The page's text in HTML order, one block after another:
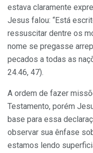
estava claramente
Jesus falou: “Está
ressuscitar dentre os
nome se pregasse
pecados a todas as
24.46, 47).
A ordem de fazer
Testamento, porém
base para essa
observar sua ênfase
estamos lendo